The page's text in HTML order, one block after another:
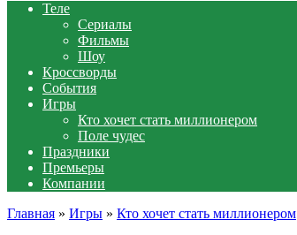
Теле
Сериалы
Фильмы
Шоу
Кроссворды
События
Игры
Кто хочет стать миллионером
Поле чудес
Праздники
Премьеры
Компании
Главная » Игры » Кто хочет стать миллионером